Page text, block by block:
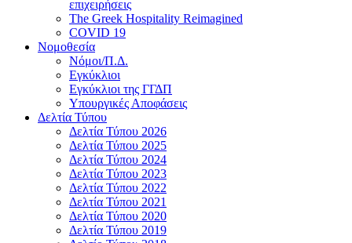
επιχειρήσεις
The Greek Hospitality Reimagined
COVID 19
Νομοθεσία
Νόμοι/Π.Δ.
Εγκύκλιοι
Εγκύκλιοι της ΓΓΔΠ
Υπουργικές Αποφάσεις
Δελτία Τύπου
Δελτία Τύπου 2026
Δελτία Τύπου 2025
Δελτία Τύπου 2024
Δελτία Τύπου 2023
Δελτία Τύπου 2022
Δελτία Τύπου 2021
Δελτία Τύπου 2020
Δελτία Τύπου 2019